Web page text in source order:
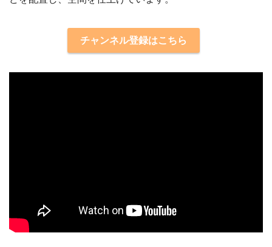
チャンネル登録はこちら